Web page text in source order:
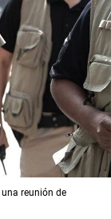
reunión de